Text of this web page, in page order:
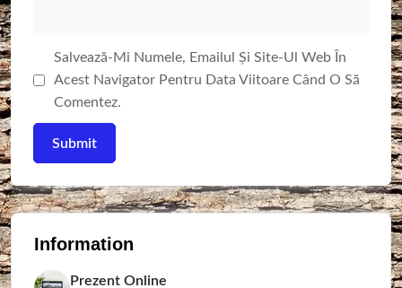
Salvează-Mi Numele, Emailul Și Site-Ul Web În
Acest Navigator Pentru Data Viitoare Când O Să
Comentez.
Information
Prezent Online